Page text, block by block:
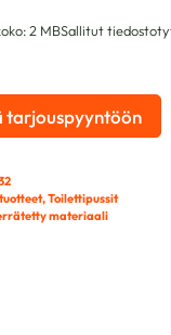
2 MBSallitut
tarjouspyyntöön
,Toilettipussit
materiaali